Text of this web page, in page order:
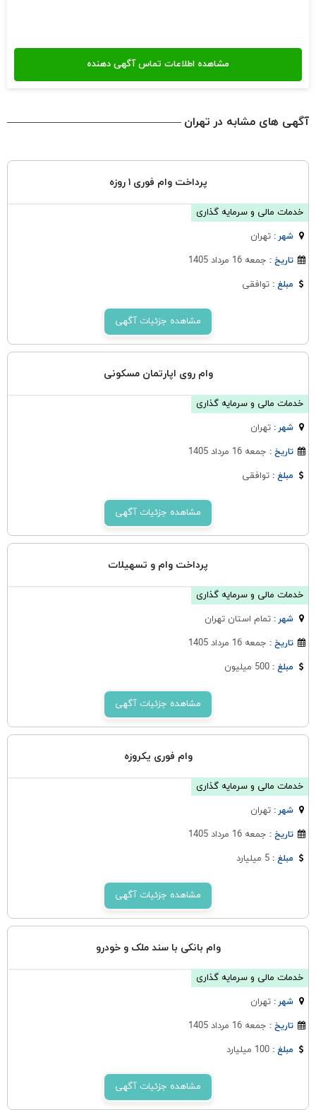
آگهی های مشابه در تهران
پرداخت وام فوری ۱ روزه
خدمات مالی و سرمایه گذاری
شهر :تهران
تاریخ : جمعه 16 مرداد 1405
مبلغ :توافقی
مشاهده جزئیات آگهی
وام روی اپارتمان مسکونی
خدمات مالی و سرمایه گذاری
شهر :تهران
تاریخ : جمعه 16 مرداد 1405
مبلغ :توافقی
مشاهده جزئیات آگهی
پرداخت وام و تسهیلات
خدمات مالی و سرمایه گذاری
شهر :تمام استان تهران
تاریخ : جمعه 16 مرداد 1405
مبلغ :500 میلیون
مشاهده جزئیات آگهی
وام فوری یکروزه
خدمات مالی و سرمایه گذاری
شهر :تهران
تاریخ : جمعه 16 مرداد 1405
مبلغ :5 میلیارد
مشاهده جزئیات آگهی
وام بانکی با سند ملک و خودرو
خدمات مالی و سرمایه گذاری
شهر :تهران
تاریخ : جمعه 16 مرداد 1405
مبلغ :100 میلیارد
مشاهده جزئیات آگهی